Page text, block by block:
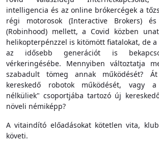
intelligencia és az online brókercégek a
régi motorosok (Interactive Brokers)
(Robinhood) mellett, a Covid közben
helikopterpénzzel is kitömött fiatalokat, de
az idősebb generációt is
vérkeringésébe. Mennyiben változtatja
szabadult tömeg annak működését?
kereskedő robotok működését, vagy
nélküliek" csoportjába tartozó új
növeli némiképp?
A vitaindító előadásokat kötetlen vita,
követi.